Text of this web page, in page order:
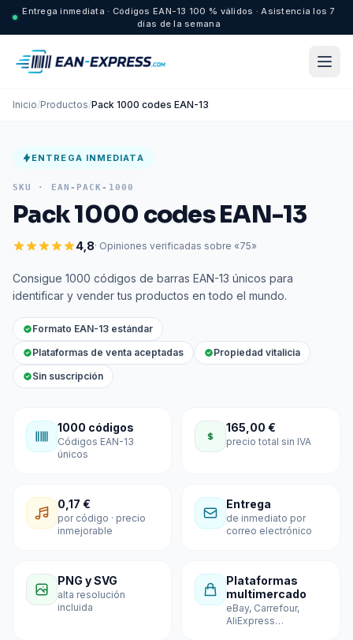
Entrega inmediata · Códigos EAN-13 100 % válidos · Asistencia los 7
días de la semana
Inicio/Productos/Pack 1000 codes EAN-13
ENTREGA INMEDIATA
SKU · EAN-PACK-1000
Pack 1000 codes EAN-13
4,8· Opiniones verificadas sobre «75»
Consigue 1000 códigos de barras EAN-13 únicos para
identificar y vender tus productos en todo el mundo.
Formato EAN-13 estándar
Plataformas de venta aceptadas
Propiedad vitalicia
Sin suscripción
1000 códigos
Códigos EAN-13
únicos
165,00 €
precio total sin IVA
0,17 €
por código · precio
inmejorable
Entrega
de inmediato por
correo electrónico
PNG y SVG
alta resolución
incluida
Plataformas
multimercado
eBay, Carrefour,
AliExpress…